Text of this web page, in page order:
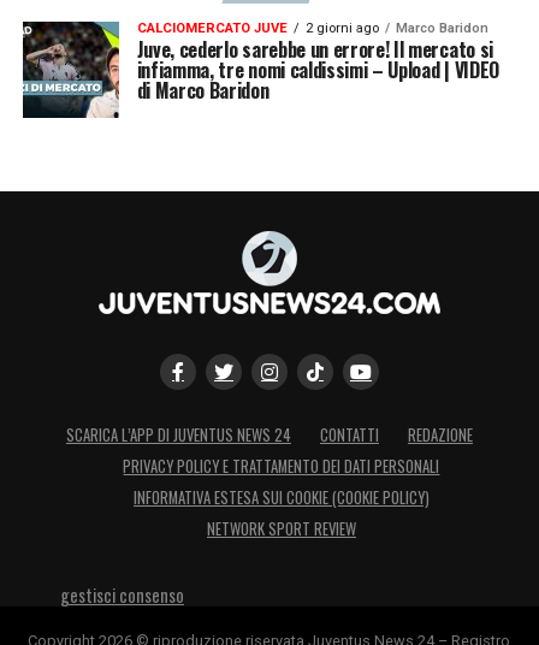
CALCIOMERCATO JUVE 2 giorni ago Marco Baridon
Juve, cederlo sarebbe un errore! Il mercato si
infiamma, tre nomi caldissimi – Upload | VIDEO
di Marco Baridon
SCARICA L’APP DI JUVENTUS NEWS 24 CONTATTI
REDAZIONE
PRIVACY POLICY E TRATTAMENTO DEI DATI PERSONALI
INFORMATIVA ESTESA SUI COOKIE (COOKIE POLICY)
NETWORK SPORT REVIEW
gestisci consenso
Copyright 2026 © riproduzione riservata Juventus News 24 – Registro